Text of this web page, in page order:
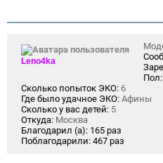
Leno4ka
Пол:
Сколько попыток ЭКО: 6
Где было удачное ЭКО: Афины
Сколько у вас детей: 5
Откуда: Москва
Благодарил (а): 165 раз
Поблагодарили: 467 раз